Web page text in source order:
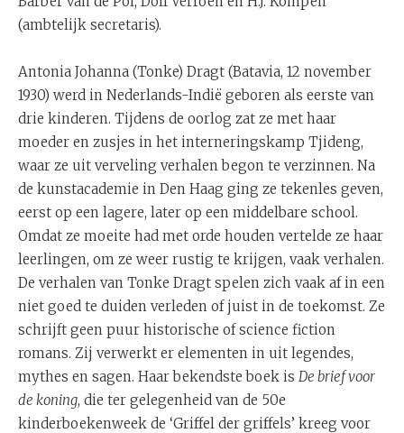
(ambtelijk secretaris).
Antonia Johanna (Tonke) Dragt (Batavia, 12 november
1930) werd in Nederlands-Indië geboren als eerste van
drie kinderen. Tijdens de oorlog zat ze met haar
moeder en zusjes in het interneringskamp Tjideng,
waar ze uit verveling verhalen begon te verzinnen. Na
de kunstacademie in Den Haag ging ze tekenles geven,
eerst op een lagere, later op een middelbare school.
Omdat ze moeite had met orde houden vertelde ze haar
leerlingen, om ze weer rustig te krijgen, vaak verhalen.
De verhalen van Tonke Dragt spelen zich vaak af in een
niet goed te duiden verleden of juist in de toekomst. Ze
schrijft geen puur historische of science fiction
romans. Zij verwerkt er elementen in uit legendes,
mythes en sagen. Haar bekendste boek is De brief voor
de koning, die ter gelegenheid van de 50e
kinderboekenweek de ‘Griffel der griffels’ kreeg voor